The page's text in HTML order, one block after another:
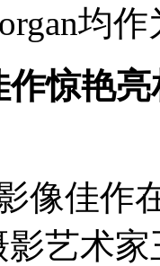
均
作惊艳
像佳作
艺术